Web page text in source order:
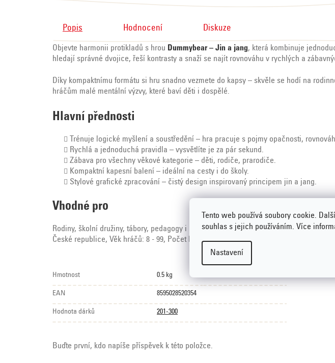
Tento web používá soubory cookie.
souhlas s jejich používáním. Více
Nastavení
Popis Hodnocení Diskuze
Objevte harmonii protikladů s hrou Dummybear – Jin a jang, která kombinuje
hledají správné dvojice, řeší kontrasty a snaží se najít rovnováhu v rychlých a
Díky kompaktnímu formátu si hru snadno vezmete do kapsy – skvěle se hodí na
hráčům malé mentální výzvy, které baví děti i dospělé.
Hlavní přednosti
Trénuje logické myšlení a soustředění – hra pracuje s pojmy opačnosti,
Rychlá a jednoduchá pravidla – vysvětlíte je za pár sekund.
Zábava pro všechny věkové kategorie – děti, rodiče, prarodiče.
Kompaktní kapesní balení – ideální na cesty i do školy.
Stylové grafické zpracování – čistý design inspirovaný principem jin a jang.
Vhodné pro
Rodiny, školní družiny, tábory, pedagogy i každého, kdo chce krátkou, chytrou a
České republice, Věk hráčů: 8 - 99, Počet karet:60
Hmotnost 0.5 kg
EAN 8595028520354
Hodnota dárků 201-300
Buďte první, kdo napíše příspěvek k této položce.